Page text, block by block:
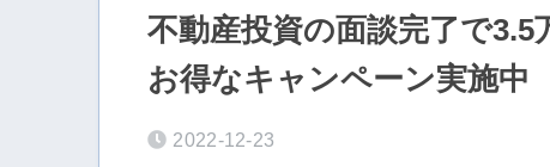
不動産投資の面談完了で
お得なキャンペーン実施中
2022-12-23